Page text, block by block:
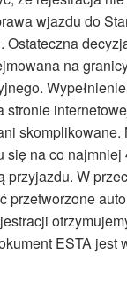
wjazdu do
Ostateczna
na
stronie
się na co najmniej
przyjazdu. W
przetworzone
ESTA jest